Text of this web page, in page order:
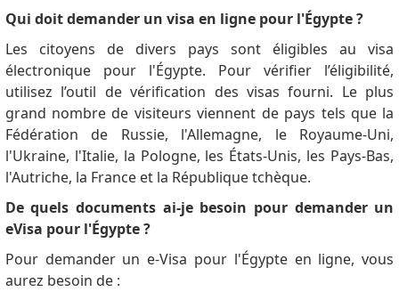
Qui doit demander un visa en ligne pour l'Égypte ?
Les citoyens de divers pays sont éligibles au visa
électronique pour l'Égypte. Pour vérifier l’éligibilité,
utilisez l’outil de vérification des visas fourni. Le plus
grand nombre de visiteurs viennent de pays tels que la
Fédération de Russie, l'Allemagne, le Royaume-Uni,
l'Ukraine, l'Italie, la Pologne, les États-Unis, les Pays-Bas,
l'Autriche, la France et la République tchèque.
De quels documents ai-je besoin pour demander un
eVisa pour l'Égypte ?
Pour demander un e-Visa pour l'Égypte en ligne, vous
aurez besoin de :